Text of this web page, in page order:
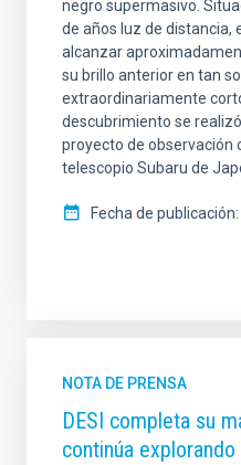
negro supermasivo.
de años luz de distancia,
alcanzar
su brillo anterior en tan
extraordinariamente
descubrimiento se
proyecto de observación
telescopio Subaru de
Fecha de publicación
NOTA DE PRENSA
DESI completa su
continúa explorando